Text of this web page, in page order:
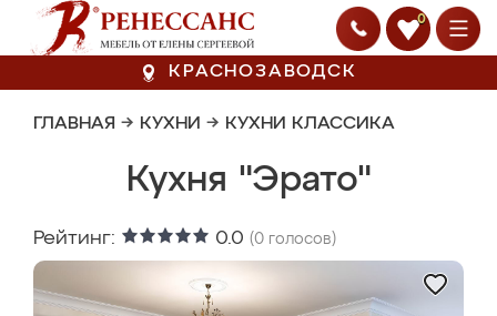
0
КРАСНОЗАВОДСК
ГЛАВНАЯ → КУХНИ → КУХНИ КЛАССИКА
Кухня "Эрато"
Рейтинг: 0.0 (0 голосов)